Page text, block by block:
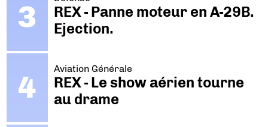
REX - Panne moteur en A-29B.
Ejection.
Aviation Générale
REX - Le show aérien tourne
au drame